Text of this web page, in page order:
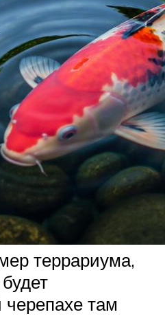
террариума,
черепахе там